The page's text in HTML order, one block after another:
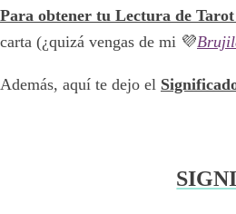
Para obtener tu Lectura de
carta (¿quizá vengas de mi 💜
Además, aquí te dejo el